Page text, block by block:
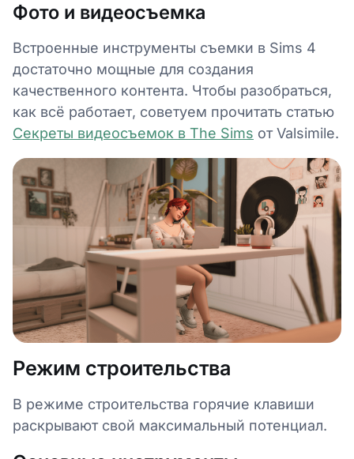
Фото и видеосъемка
Встроенные инструменты съемки в Sims 4
достаточно мощные для создания
качественного контента. Чтобы разобраться,
как всё работает, советуем прочитать статью
Секреты видеосъемок в The Sims от Valsimile.
Режим строительства
В режиме строительства горячие клавиши
раскрывают свой максимальный потенциал.